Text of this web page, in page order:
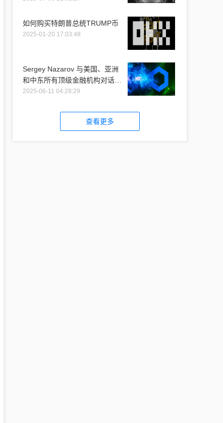
如何购买特朗普总统TRUMP币
2025-01-20 17:03:48
Sergey Nazarov 与美国、亚洲
和中东所有顶级金融机构对话时
提到 Chainlink
2025-06-11 04:28:29
查看更多